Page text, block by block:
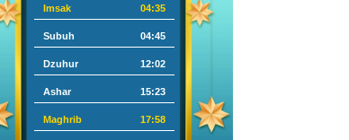
Imsak 04:35
Subuh 04:45
Dzuhur 12:02
Ashar 15:23
Maghrib 17:58